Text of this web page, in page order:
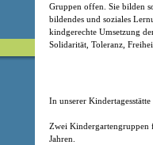
Gruppen offen. Sie bilden
bildendes und soziales
kindgerechte Umsetzung
Solidarität, Toleranz,
In unserer
Zwei Kindergartengruppen
Jahren.